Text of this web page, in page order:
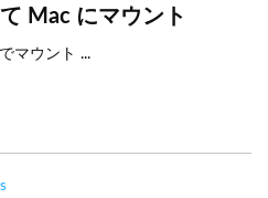
Mac にマウント
マウント ...